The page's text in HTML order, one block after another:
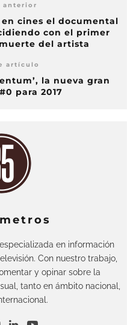
cines el documental
con el primer
del artista
artículo
la nueva gran
para 2017
en información
Con nuestro trabajo,
y opinar sobre la
tanto en ámbito nacional,